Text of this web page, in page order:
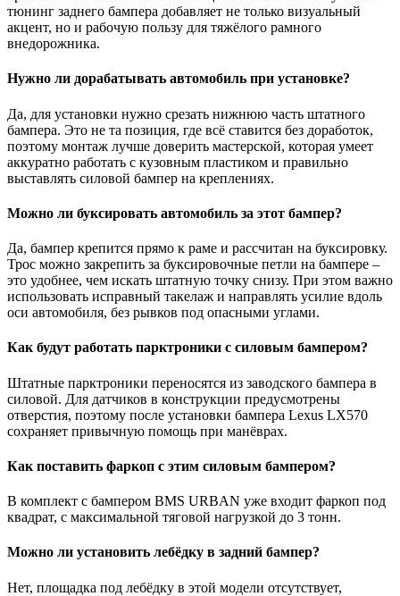
тюнинг заднего бампера добавляет не только визуальный
акцент, но и рабочую пользу для тяжёлого рамного
внедорожника.
Нужно ли дорабатывать автомобиль при установке?
Да, для установки нужно срезать нижнюю часть штатного
бампера. Это не та позиция, где всё ставится без доработок,
поэтому монтаж лучше доверить мастерской, которая умеет
аккуратно работать с кузовным пластиком и правильно
выставлять силовой бампер на креплениях.
Можно ли буксировать автомобиль за этот бампер?
Да, бампер крепится прямо к раме и рассчитан на буксировку.
Трос можно закрепить за буксировочные петли на бампере –
это удобнее, чем искать штатную точку снизу. При этом важно
использовать исправный такелаж и направлять усилие вдоль
оси автомобиля, без рывков под опасными углами.
Как будут работать парктроники с силовым бампером?
Штатные парктроники переносятся из заводского бампера в
силовой. Для датчиков в конструкции предусмотрены
отверстия, поэтому после установки бампера Lexus LX570
сохраняет привычную помощь при манёврах.
Как поставить фаркоп с этим силовым бампером?
В комплект с бампером BMS URBAN уже входит фаркоп под
квадрат, с максимальной тяговой нагрузкой до 3 тонн.
Можно ли установить лебёдку в задний бампер?
Нет, площадка под лебёдку в этой модели отсутствует,